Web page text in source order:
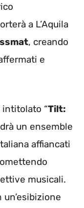
a L’Aquila
, creando
e
intitolato “Tilt:
un ensemble
affiancati
musicali.